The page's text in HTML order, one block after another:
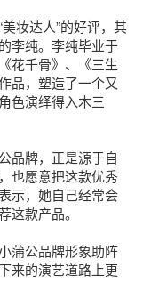
妆达人”的好评，其
李纯。李纯毕业于
花千骨》、《三生
品，塑造了一个又
色演绎得入木三
品牌，正是源于自
也愿意把这款优秀
示，她自己经常会
这款产品。
蒲公品牌形象助阵
来的演艺道路上更